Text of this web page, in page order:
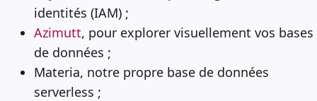
identités (IAM) ;
Azimutt, pour explorer visuellement vos bases
de données ;
Materia, notre propre base de données
serverless ;